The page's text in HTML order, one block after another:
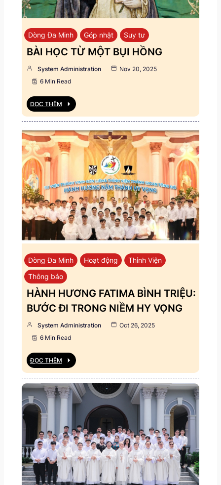
Dòng Đa Minh Góp nhặt Suy tư
BÀI HỌC TỪ MỘT BỤI HỒNG
System Administration
Nov 20, 2025
6 Min Read
ĐỌC THÊM
Dòng Đa Minh Hoạt động
Thỉnh Viện
Thông báo
HÀNH HƯƠNG FATIMA BÌNH TRIỆU:
BƯỚC ĐI TRONG NIỀM HY VỌNG
System Administration
Oct 26, 2025
6 Min Read
ĐỌC THÊM